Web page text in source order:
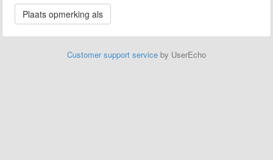
Customer support service by UserEcho